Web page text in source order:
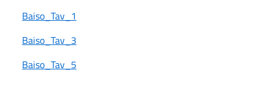
Baiso_Tav_1
Baiso_Tav_3
Baiso_Tav_5